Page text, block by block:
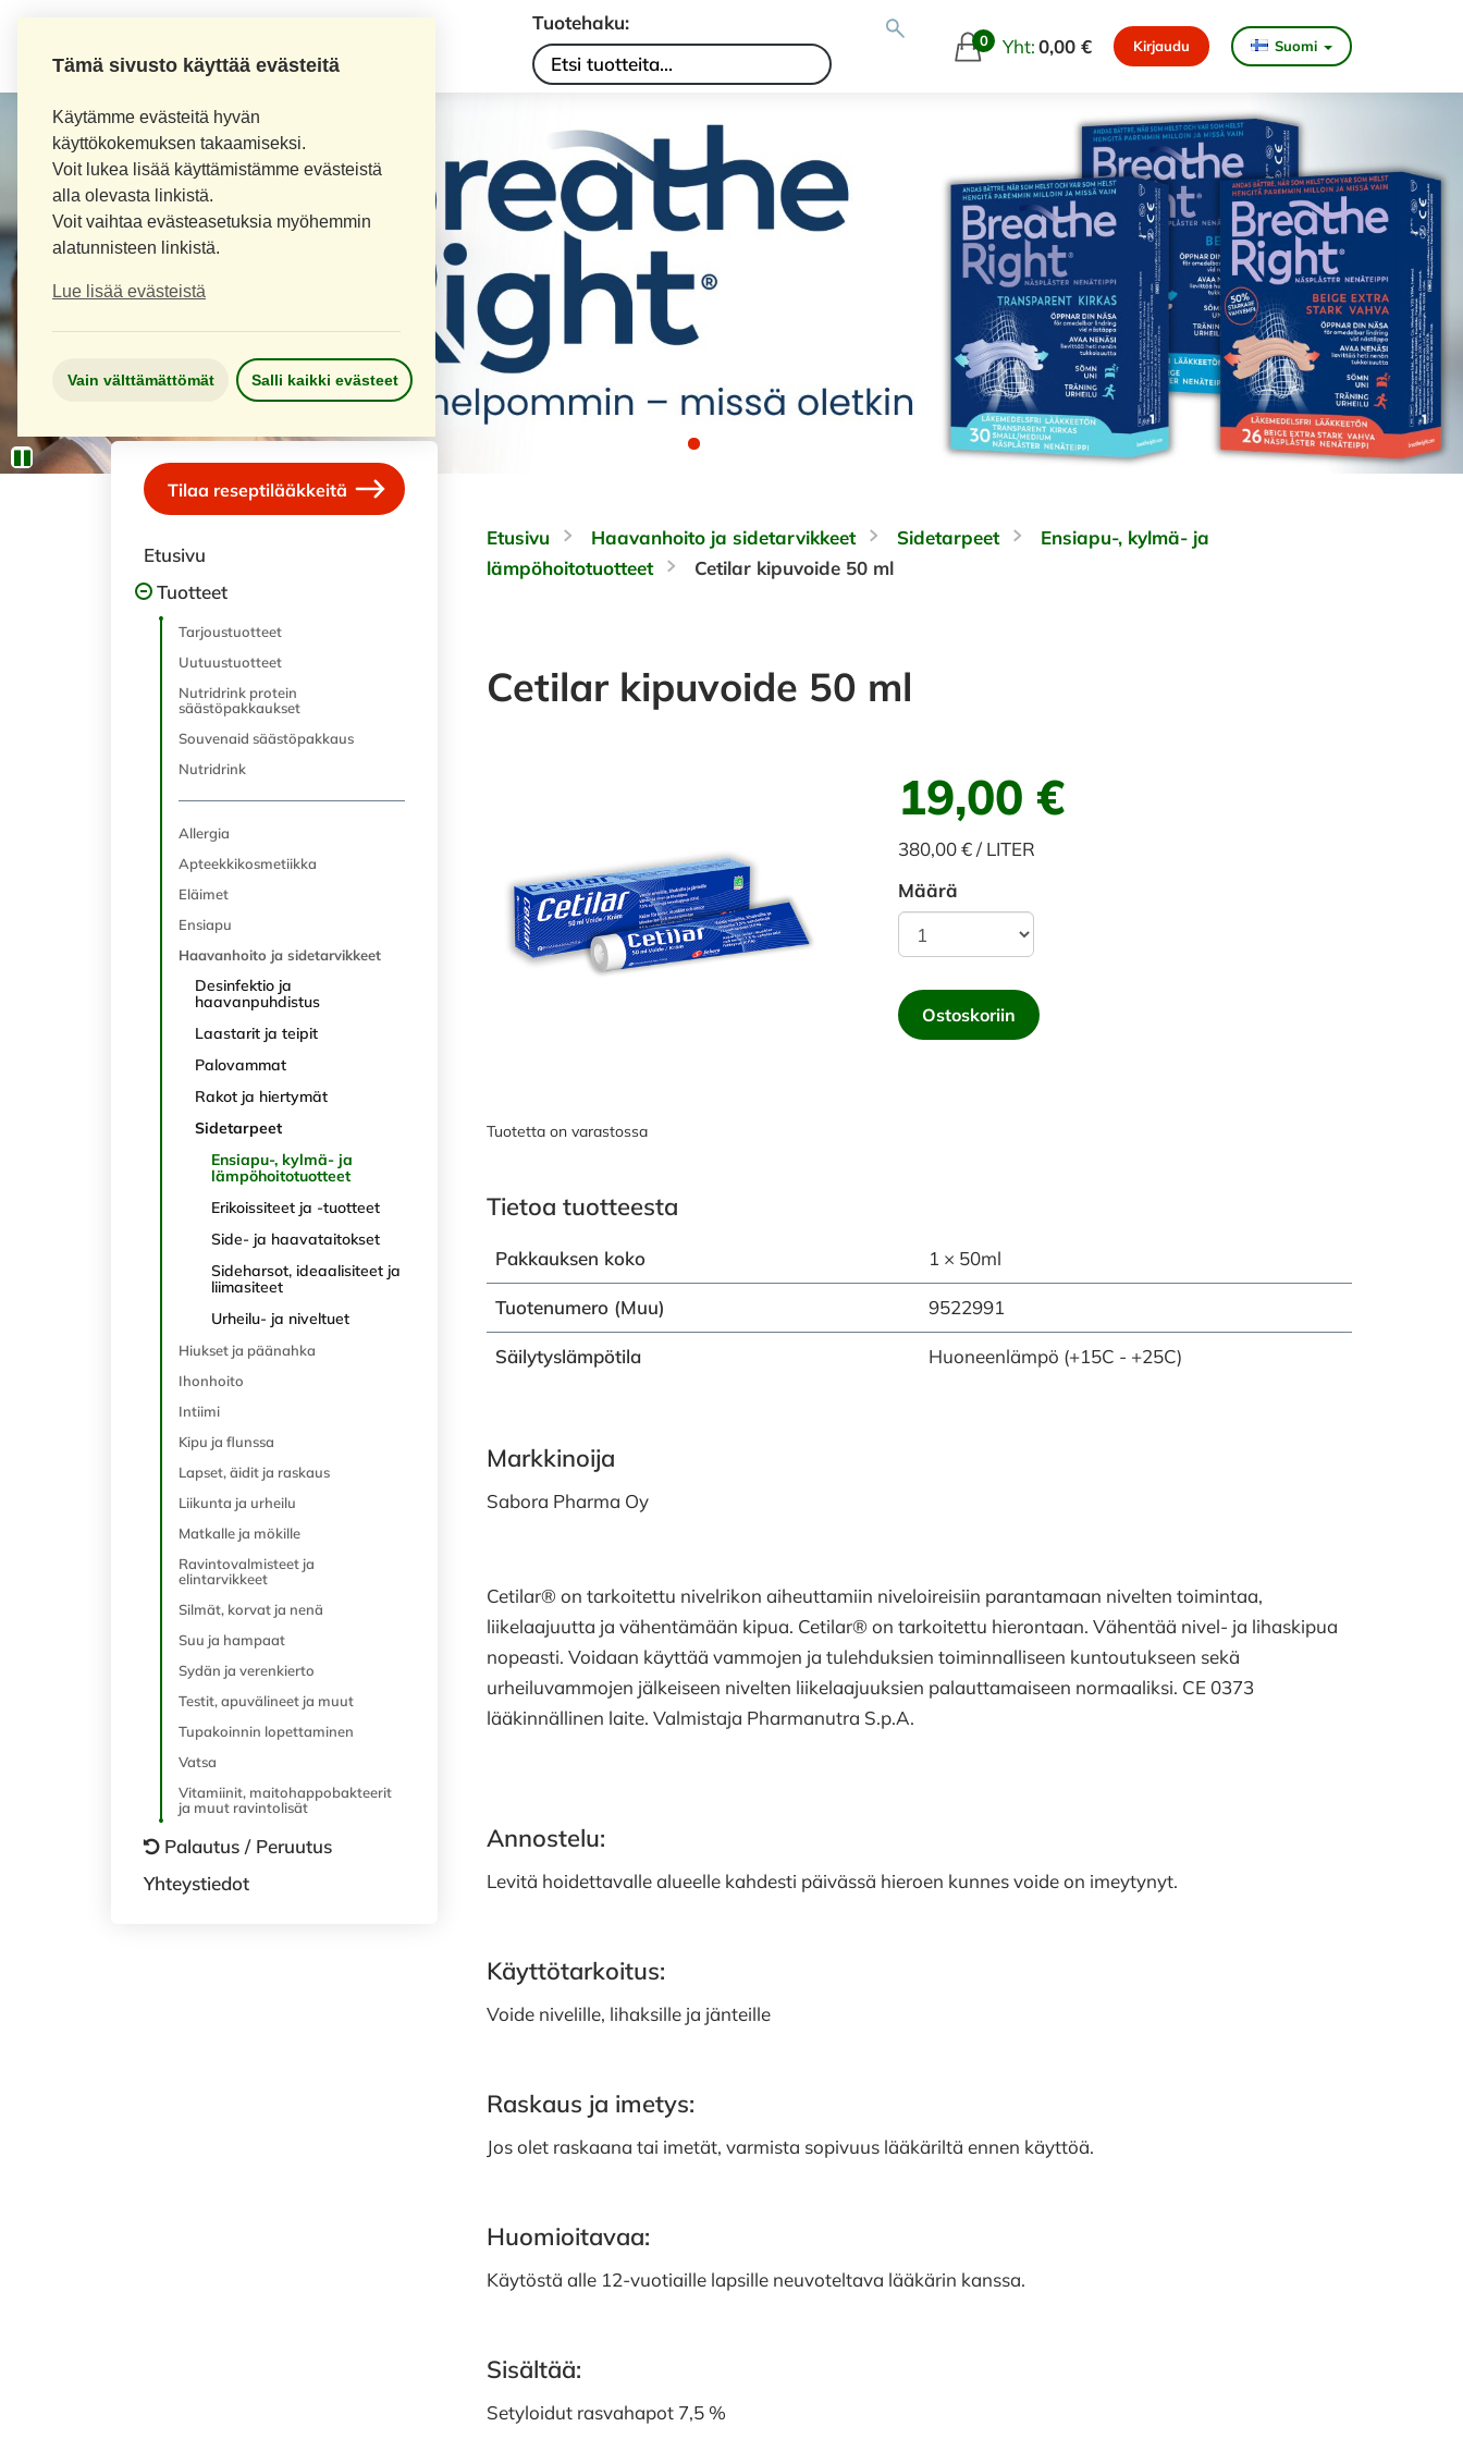
Tämä sivusto käyttää evästeitä
Käytämme evästeitä hyvän
käyttökokemuksen takaamiseksi.
Voit lukea lisää käyttämistämme evästeistä
alla olevasta linkistä.
Voit vaihtaa evästeasetuksia myöhemmin
alatunnisteen linkistä.
Lue lisää evästeistä
Vain välttämättömät Salli kaikki evästeet
Tuotehaku:
0 Yht:0,00 € Kirjaudu Suomi
Tilaa reseptilääkkeitä
Etusivu
Tuotteet
Tarjoustuotteet
Uutuustuotteet
Nutridrink protein
säästöpakkaukset
Souvenaid säästöpakkaus
Nutridrink
Allergia
Apteekkikosmetiikka
Eläimet
Ensiapu
Haavanhoito ja sidetarvikkeet
Desinfektio ja
haavanpuhdistus
Laastarit ja teipit
Palovammat
Rakot ja hiertymät
Sidetarpeet
Ensiapu-, kylmä- ja
lämpöhoitotuotteet
Erikoissiteet ja -tuotteet
Side- ja haavataitokset
Sideharsot, ideaalisiteet ja
liimasiteet
Urheilu- ja niveltuet
Hiukset ja päänahka
Ihonhoito
Intiimi
Kipu ja flunssa
Lapset, äidit ja raskaus
Liikunta ja urheilu
Matkalle ja mökille
Ravintovalmisteet ja
elintarvikkeet
Silmät, korvat ja nenä
Suu ja hampaat
Sydän ja verenkierto
Testit, apuvälineet ja muut
Tupakoinnin lopettaminen
Vatsa
Vitamiinit, maitohappobakteerit
ja muut ravintolisät
Palautus / Peruutus
Yhteystiedot
Etusivu Haavanhoito ja sidetarvikkeet Sidetarpeet
Ensiapu-, kylmä- ja
lämpöhoitotuotteet
Cetilar kipuvoide 50 ml
Cetilar kipuvoide 50 ml
19,00 €
380,00 € / LITER
Määrä
Ostoskoriin
Tuotetta on varastossa
Tietoa tuotteesta
Pakkauksen koko 1 × 50ml
Tuotenumero (Muu) 9522991
Säilytyslämpötila Huoneenlämpö (+15C - +25C)
Markkinoija
Sabora Pharma Oy
Cetilar® on tarkoitettu nivelrikon aiheuttamiin niveloireisiin parantamaan nivelten toimintaa,
liikelaajuutta ja vähentämään kipua. Cetilar® on tarkoitettu hierontaan. Vähentää nivel- ja lihaskipua
nopeasti. Voidaan käyttää vammojen ja tulehduksien toiminnalliseen kuntoutukseen sekä
urheiluvammojen jälkeiseen nivelten liikelaajuuksien palauttamaiseen normaaliksi. CE 0373
lääkinnällinen laite. Valmistaja Pharmanutra S.p.A.
Annostelu:
Levitä hoidettavalle alueelle kahdesti päivässä hieroen kunnes voide on imeytynyt.
Käyttötarkoitus:
Voide nivelille, lihaksille ja jänteille
Raskaus ja imetys:
Jos olet raskaana tai imetät, varmista sopivuus lääkäriltä ennen käyttöä.
Huomioitavaa:
Käytöstä alle 12-vuotiaille lapsille neuvoteltava lääkärin kanssa.
Sisältää:
Setyloidut rasvahapot 7,5 %